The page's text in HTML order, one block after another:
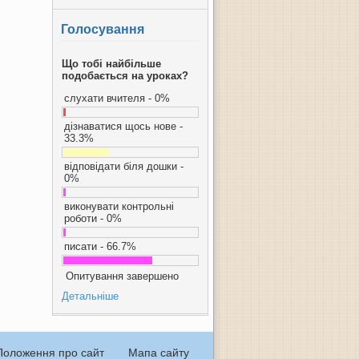
Голосування
Що тобі найбільше
подобається на уроках?
слухати вчителя - 0%
дізнаватися щось нове -
33.3%
відповідати біля дошки -
0%
виконувати контрольні
роботи - 0%
писати - 66.7%
Опитування завершено
Детальніше
про сайт Мапа сайту